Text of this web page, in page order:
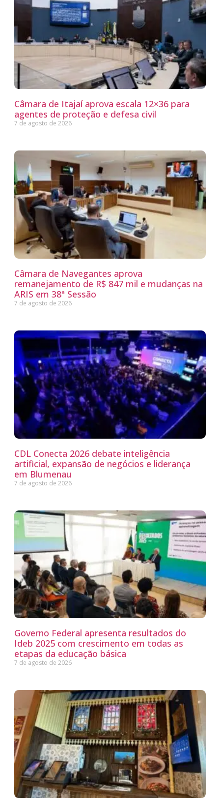
Câmara de Itajaí aprova escala 12×36 para
agentes de proteção e defesa civil
7 de agosto de 2026
Câmara de Navegantes aprova
remanejamento de R$ 847 mil e mudanças na
ARIS em 38ª Sessão
7 de agosto de 2026
CDL Conecta 2026 debate inteligência
artificial, expansão de negócios e liderança
em Blumenau
7 de agosto de 2026
Governo Federal apresenta resultados do
Ideb 2025 com crescimento em todas as
etapas da educação básica
7 de agosto de 2026